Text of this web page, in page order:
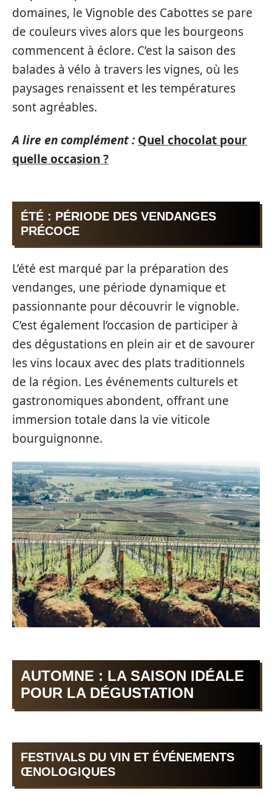
domaines, le Vignoble des Cabottes se pare
de couleurs vives alors que les bourgeons
commencent à éclore. C’est la saison des
balades à vélo à travers les vignes, où les
paysages renaissent et les températures
sont agréables.
A lire en complément : Quel chocolat pour
quelle occasion ?
ÉTÉ : PÉRIODE DES VENDANGES
PRÉCOCE
L’été est marqué par la préparation des
vendanges, une période dynamique et
passionnante pour découvrir le vignoble.
C’est également l’occasion de participer à
des dégustations en plein air et de savourer
les vins locaux avec des plats traditionnels
de la région. Les événements culturels et
gastronomiques abondent, offrant une
immersion totale dans la vie viticole
bourguignonne.
AUTOMNE : LA SAISON IDÉALE
POUR LA DÉGUSTATION
FESTIVALS DU VIN ET ÉVÉNEMENTS
ŒNOLOGIQUES